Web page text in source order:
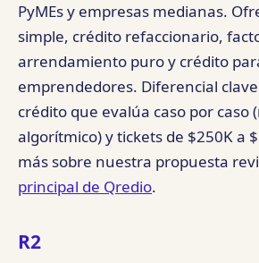
PyMEs y empresas medianas.
simple, crédito refaccionario,
arrendamiento puro y crédito
emprendedores. Diferencial
crédito que evalúa caso por caso
algorítmico) y tickets de $250K a
más sobre nuestra propuesta
principal de Qredio.
R2